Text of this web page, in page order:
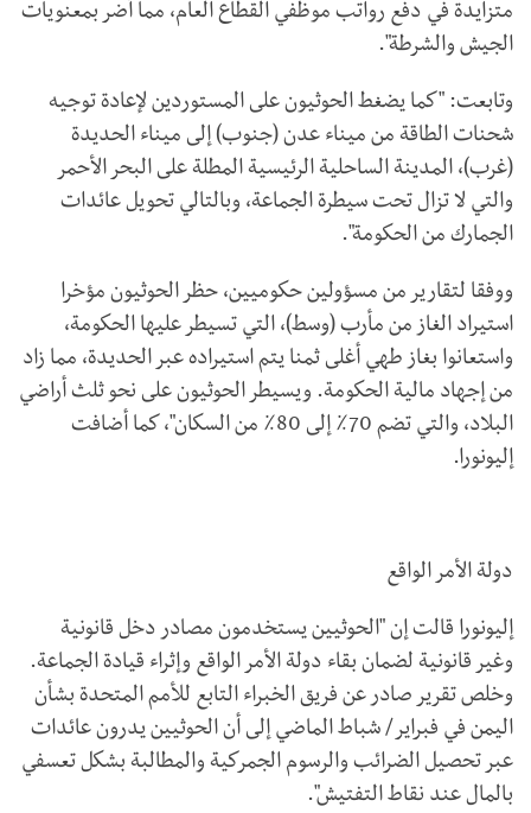
متزايدة في دفع رواتب موظفي القطاع العام، مما أضر بمعنويات
الجيش والشرطة".
وتابعت: "كما يضغط الحوثيون على المستوردين لإعادة توجيه
شحنات الطاقة من ميناء عدن (جنوب) إلى ميناء الحديدة
(غرب)، المدينة الساحلية الرئيسية المطلة على البحر الأحمر
والتي لا تزال تحت سيطرة الجماعة، وبالتالي تحويل عائدات
الجمارك من الحكومة".
ووفقا لتقارير من مسؤولين حكوميين، حظر الحوثيون مؤخرا
استيراد الغاز من مأرب (وسط)، التي تسيطر عليها الحكومة،
واستعانوا بغاز طهي أغلى ثمنا يتم استيراده عبر الحديدة، مما زاد
من إجهاد مالية الحكومة. ويسيطر الحوثيون على نحو ثلث أراضي
البلاد، والتي تضم 70٪ إلى 80٪ من السكان"، كما أضافت
إليونورا.
دولة الأمر الواقع
إليونورا قالت إن "الحوثيين يستخدمون مصادر دخل قانونية
وغير قانونية لضمان بقاء دولة الأمر الواقع وإثراء قيادة الجماعة.
وخلص تقرير صادر عن فريق الخبراء التابع للأمم المتحدة بشأن
اليمن في فبراير/ شباط الماضي إلى أن الحوثيين يدرون عائدات
عبر تحصيل الضرائب والرسوم الجمركية والمطالبة بشكل تعسفي
بالمال عند نقاط التفتيش".